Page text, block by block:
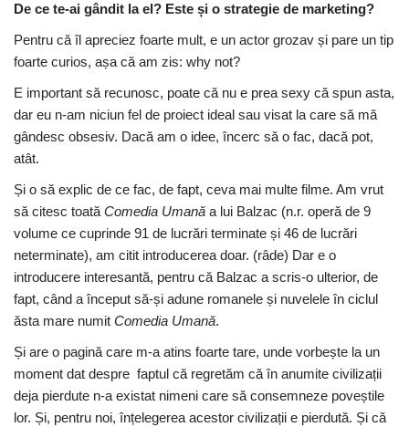
De ce te-ai gândit la el? Este și o strategie de marketing?
Pentru că îl apreciez foarte mult, e un actor grozav și pare un tip
foarte curios, așa că am zis: why not?
E important să recunosc, poate că nu e prea sexy că spun asta,
dar eu n-am niciun fel de proiect ideal sau visat la care să mă
gândesc obsesiv. Dacă am o idee, încerc să o fac, dacă pot,
atât.
Și o să explic de ce fac, de fapt, ceva mai multe filme. Am vrut
să citesc toată Comedia Umană a lui Balzac (n.r. operă de 9
volume ce cuprinde 91 de lucrări terminate și 46 de lucrări
neterminate), am citit introducerea doar. (râde) Dar e o
introducere interesantă, pentru că Balzac a scris-o ulterior, de
fapt, când a început să-și adune romanele și nuvelele în ciclul
ăsta mare numit Comedia Umană.
Și are o pagină care m-a atins foarte tare, unde vorbește la un
moment dat despre faptul că regretăm că în anumite civilizații
deja pierdute n-a existat nimeni care să consemneze poveștile
lor. Și, pentru noi, înțelegerea acestor civilizații e pierdută. Și că